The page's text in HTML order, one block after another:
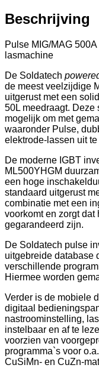
Beschrijving
Pulse MIG/MAG
lasmachine
De Soldatech
de meest veelzijdige
uitgerust met een
50L meedraagt. Deze
mogelijk om met
waaronder Pulse,
elektrode-lassen uit te
De moderne IGBT
ML500YHGM
een hoge
standaard uitgerust
combinatie met een
voorkomt en zorgt
gegarandeerd zijn.
De Soldatech pulse
uitgebreide database
verschillende
Hiermee worden
Verder is de mobiele
digitaal
nastroominstelling,
instelbaar en af te
voorzien van
programma`s voor
CuSiMn- en CuZn-